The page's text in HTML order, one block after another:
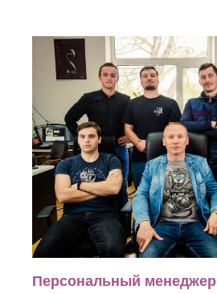
Персональный менеджер